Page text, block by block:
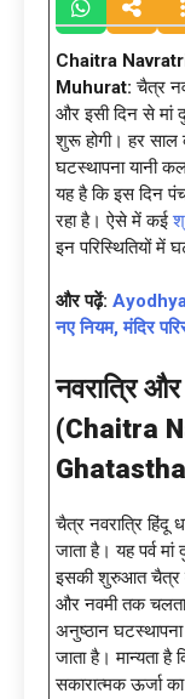
Chaitra
Muhurat: चैत्र
और इसी दिन से मां
शुरू होगी। हर साल
घटस्थापना यानी
यह है कि इस दिन
रहा है। ऐसे में कई
इन परिस्थितियों में
और पढ़ें:
नए नियम, मंदिर
नवरात्रि
(Chaitra
चैत्र नवरात्रि हिंदू
जाता है। यह पर्व मां
इसकी शुरुआत चैत्र
और नवमी तक
अनुष्ठान
जाता है। मान्यता
सकारात्मक ऊर्जा